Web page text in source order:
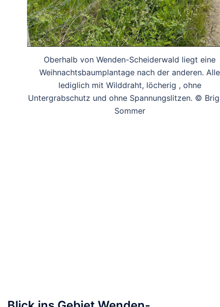
Oberhalb von Wenden-Scheiderwald liegt eine
Weihnachtsbaumplantage nach der anderen. Alle
lediglich mit Wilddraht, löcherig , ohne
Untergrabschutz und ohne Spannungslitzen. ©
Sommer